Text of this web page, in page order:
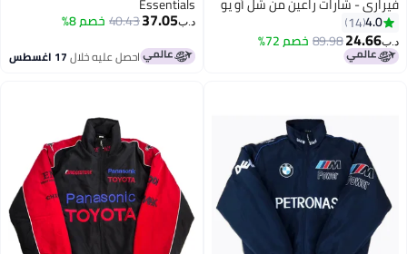
بي إس، تصميم بلوك لوني، شعار
مخيّز، تصميم بفتحة زيباية كاملة،
معطف رياضي للشارع مناسب لكل
الجنسين
4.0
14
د.ب‏ 24.66
89.98 خصم 72%
د.ب‏ 37.05
40.43 خصم 8%
احصل عليه خلال17 اغسطس